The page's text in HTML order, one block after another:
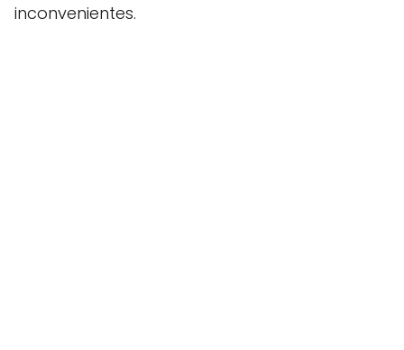
inconvenientes.